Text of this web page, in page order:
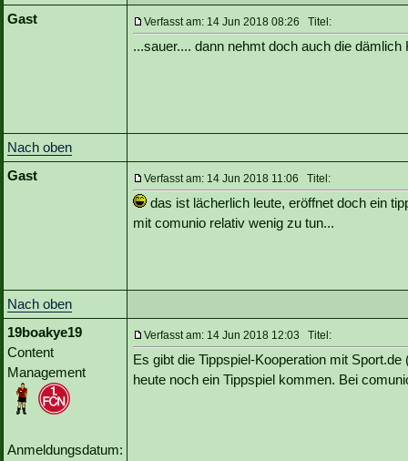
Gast
Verfasst am: 14 Jun 2018 08:26 Titel:
...sauer.... dann nehmt doch auch die
Nach oben
Gast
Verfasst am: 14 Jun 2018 11:06 Titel:
das ist lächerlich leute, eröffnet doch ein
mit comunio relativ wenig zu tun...
Nach oben
19boakye19
Content
Management
Anmeldungsdatum:
Verfasst am: 14 Jun 2018 12:03 Titel:
Es gibt die Tippspiel-Kooperation mit
heute noch ein Tippspiel kommen. Bei